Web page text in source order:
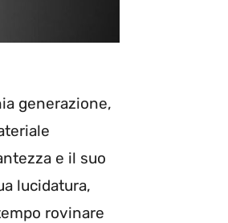
generazione,
e il suo
lucidatura,
rovinare